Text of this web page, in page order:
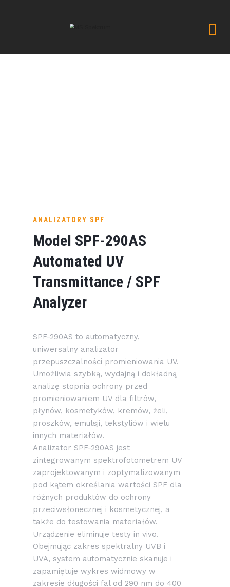
ANALIZATORY SPF
Model SPF-290AS
Automated UV
Transmittance / SPF
Analyzer
SPF-290AS to automatyczny,
uniwersalny analizator
przepuszczalności promieniowania UV.
Umożliwia szybką, wydajną i dokładną
analizę stopnia ochrony przed
promieniowaniem UV dla filtrów,
płynów, kosmetyków, kremów, żeli,
proszków, emulsji, tekstyliów i wielu
innych materiałów.
Analizator SPF-290AS jest
zintegrowanym spektrofotometrem UV
zaprojektowanym i zoptymalizowanym
pod kątem określania wartości SPF dla
różnych produktów do ochrony
przeciwsłonecznej i kosmetycznej, a
także do testowania materiałów.
Urządzenie eliminuje testy in vivo.
Obejmując zakres spektralny UVB i
UVA, system automatycznie skanuje i
zapamiętuje wykres widmowy w
zakresie długości fal od 290 nm do 400